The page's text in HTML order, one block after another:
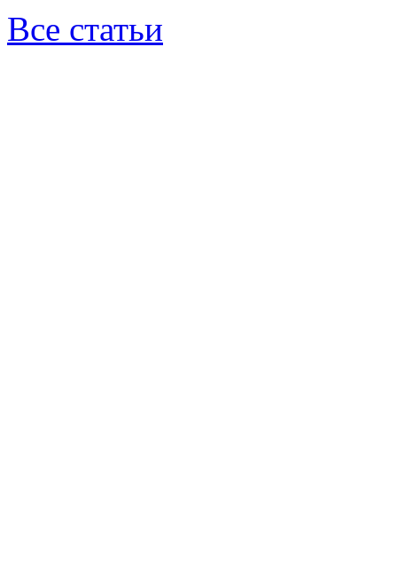
Все статьи